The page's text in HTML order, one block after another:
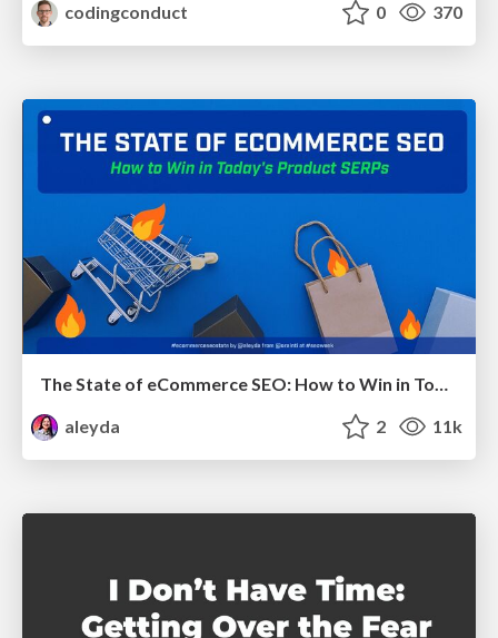
codingconduct
0 370
The State of eCommerce SEO: How to Win in Today's Products SERPs - #SEOweek
aleyda
2 11k